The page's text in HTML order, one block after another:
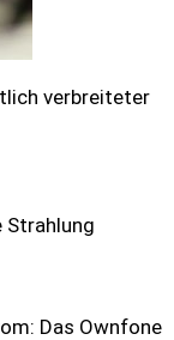
verbreiteter
Strahlung
Das Ownfone